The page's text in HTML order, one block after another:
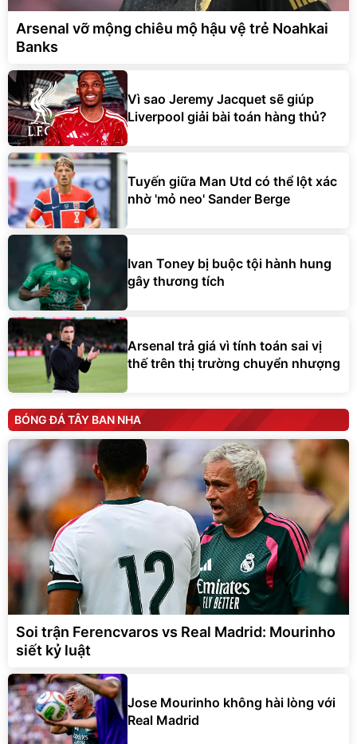
Arsenal vỡ mộng chiêu mộ hậu vệ trẻ Noahkai
Banks
Vì sao Jeremy Jacquet sẽ giúp
Liverpool giải bài toán hàng thủ?
Tuyến giữa Man Utd có thể lột xác
nhờ 'mỏ neo' Sander Berge
Ivan Toney bị buộc tội hành hung
gây thương tích
Arsenal trả giá vì tính toán sai vị
thế trên thị trường chuyển nhượng
BÓNG ĐÁ TÂY BAN NHA
Soi trận Ferencvaros vs Real Madrid: Mourinho
siết kỷ luật
Jose Mourinho không hài lòng với
Real Madrid